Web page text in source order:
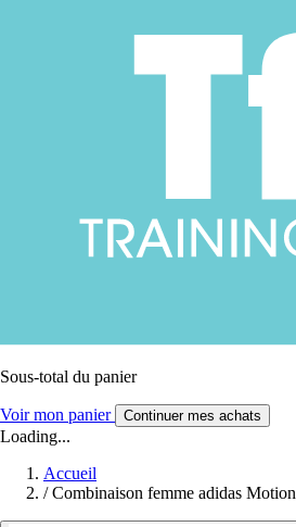
Sous-total du panier
Voir mon panier Continuer mes achats
Loading...
Accueil
/ Combinaison femme adidas Motion